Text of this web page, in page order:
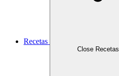
Recetas
Close Recetas